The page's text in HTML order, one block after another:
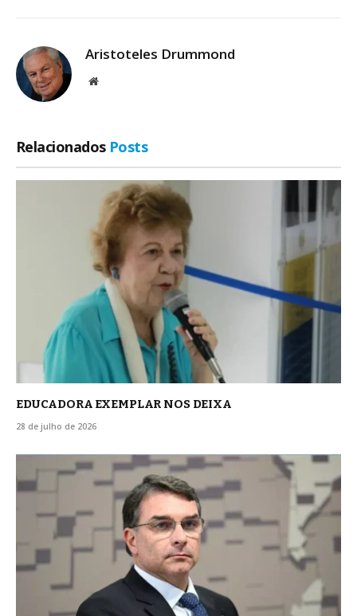
Aristoteles Drummond
Site
Relacionados Posts
EDUCADORA EXEMPLAR NOS DEIXA
28 de julho de 2026